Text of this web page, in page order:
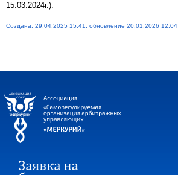
15.03.2024г.).
Создана: 29.04.2025 15:41, обновление 20.01.2026 12:04